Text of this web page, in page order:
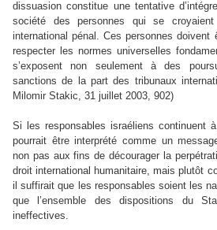
dissuasion constitue une tentative
société des personnes qui se
international pénal. Ces personnes doivent
respecter les normes universelles
s’exposent non seulement à des
sanctions de la part des tribunaux
Milomir Stakic, 31 juillet 2003, 902)
Si les responsables israéliens continuent
pourrait être interprété comme un
non pas aux fins de décourager la
droit international humanitaire, mais plutôt
il suffirait que les responsables soient les
que l’ensemble des dispositions du
ineffectives.